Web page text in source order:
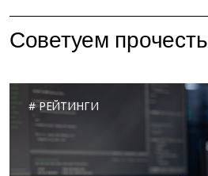
Советуем прочесть
РЕЙТИНГИ